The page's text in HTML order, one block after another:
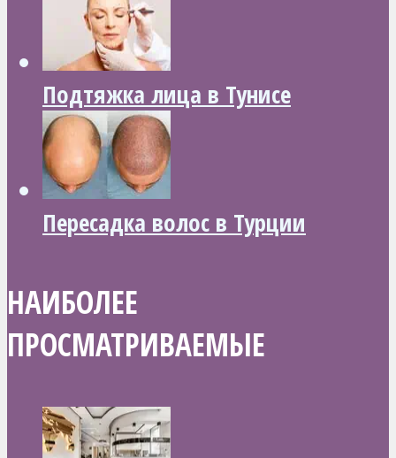
Подтяжка лица в Тунисе
Пересадка волос в Турции
НАИБОЛЕЕ
ПРОСМАТРИВАЕМЫЕ